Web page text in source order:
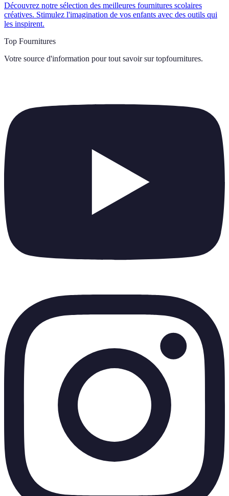
Découvrez notre sélection des meilleures fournitures scolaires
créatives. Stimulez l'imagination de vos enfants avec des outils qui
les inspirent.
Top Fournitures
Votre source d'information pour tout savoir sur topfournitures.